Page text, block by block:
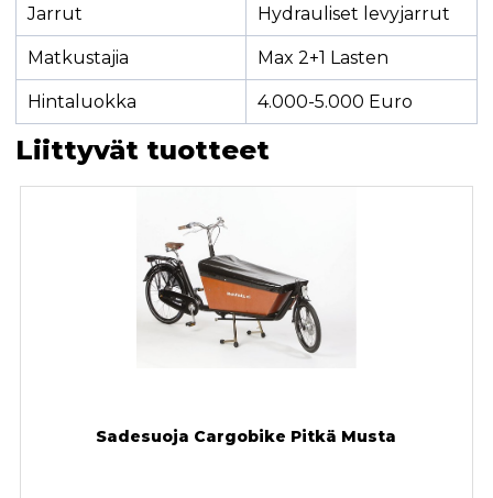
Jarrut Hydrauliset levyjarrut
Matkustajia Max 2+1 Lasten
Hintaluokka 4.000-5.000 Euro
Liittyvät tuotteet
Sadesuoja Cargobike Pitkä Musta